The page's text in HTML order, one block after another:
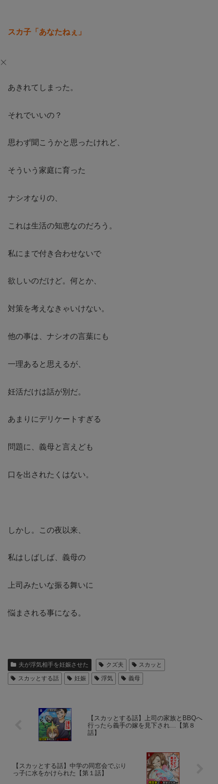
スカ子「あなたねぇ」
あきれてしまった。
それでいいの？
思わず聞こうかと思ったけれど、
そういう家庭に育った
ナシオなりの、
これは生活の知恵なのだろう。
私にまで付き合わせないで
欲しいのだけど。何とか、
対策を考えなきゃいけない。
他の事は、ナシオの言葉にも
一理あると思えるが、
妊活だけは話が別だ。
あまりにデリケートすぎる
問題に、義母と言えども
口を出されたくはない。
しかし。この夜以来、
私はしばしば、義母の
上司みたいな振る舞いに
悩まされる事になる。
夫が浮気相手を妊娠させた クズ夫
スカッと
スカッとする話
妊娠 浮気 義母
【スカッとする話】上司の家族とBBQへ
行ったら義手の嫁を見下され…【第８
話】
【スカッとする話】中学の同窓会でぶり
っ子に水をかけられた【第１話】